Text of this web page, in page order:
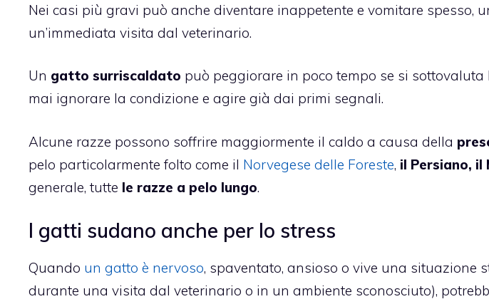
Nei casi più gravi può anche diventare inappetente e vomitare spesso,
un’immediata visita dal veterinario.
Un gatto surriscaldato può peggiorare in poco tempo se si
mai ignorare la condizione e agire già dai primi segnali.
Alcune razze possono soffrire maggiormente il caldo a causa della
pelo particolarmente folto come il Norvegese delle Foreste, il Persiano, il
generale, tutte le razze a pelo lungo.
I gatti sudano anche per lo stress
Quando un gatto è nervoso, spaventato, ansioso o vive una situazione
durante una visita dal veterinario o in un ambiente sconosciuto),